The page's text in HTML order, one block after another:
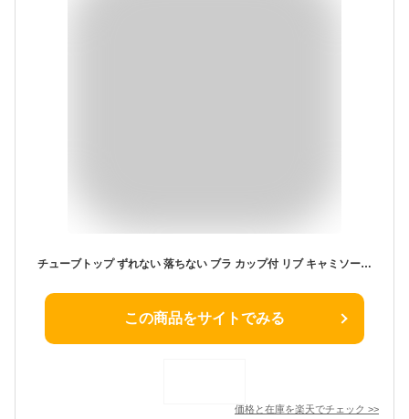
チューブトップ ずれない 落ちない ブラ カップ付 リブ キャミソール トップス ショート丈 インナー ブラトップ スポーツブラ ベアトップ ナイトブラ おやすみブラ ノンワイヤー レディース ストラップレス 細見え おしゃれ 可愛い 送料無料
この商品をサイトでみる
価格と在庫を楽天でチェック >>